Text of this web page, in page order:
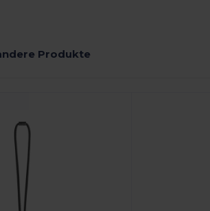
Produkte